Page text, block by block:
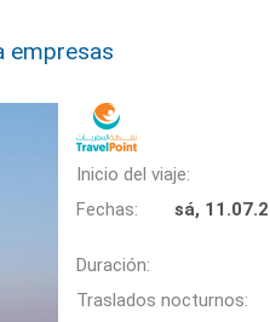
empresas
Inicio del viaje:
Fechas:
sá,
Duración:
Traslados nocturnos: